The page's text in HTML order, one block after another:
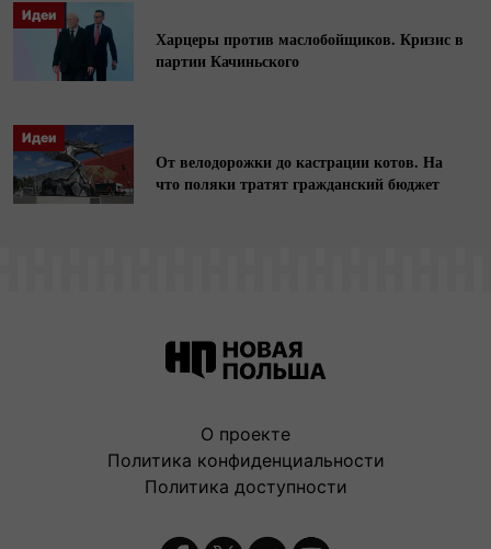
Идеи
Харцеры против маслобойщиков. Кризис в
партии Качиньского
Идеи
От велодорожки до кастрации котов. На
что поляки тратят гражданский бюджет
О проекте
Политика конфиденциальности
Политика доступности